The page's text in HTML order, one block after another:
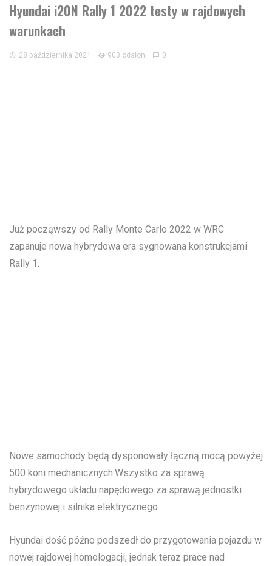
Hyundai i20N Rally 1 2022 testy w rajdowych
warunkach
28 października 2021 903 odsłon 0
Już począwszy od Rally Monte Carlo 2022 w WRC
zapanuje nowa hybrydowa era sygnowana konstrukcjami
Rally 1.
Nowe samochody będą dysponowały łączną mocą powyżej
500 koni mechanicznych.Wszystko za sprawą
hybrydowego układu napędowego za sprawą jednostki
benzynowej i silnika elektrycznego.
Hyundai dość późno podszedł do przygotowania pojazdu w
nowej rajdowej homologacji, jednak teraz prace nad